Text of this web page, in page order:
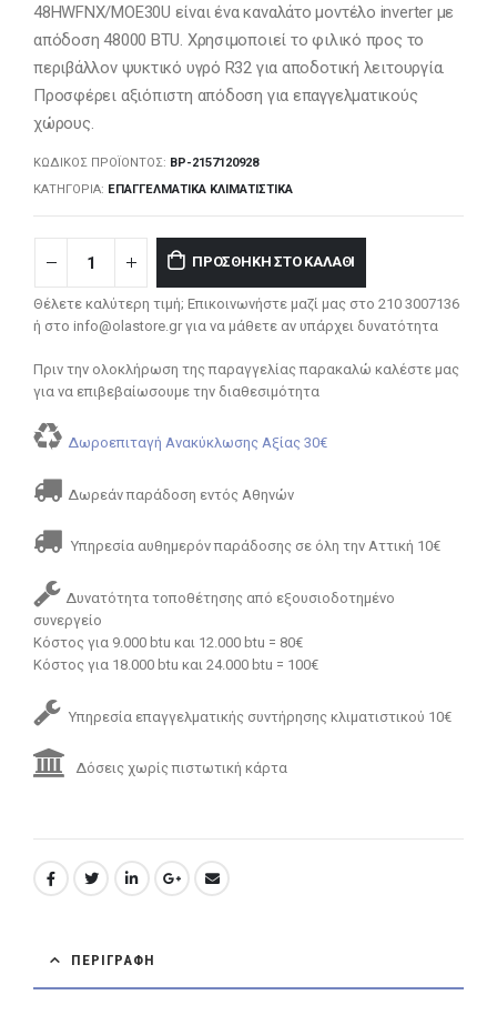
48HWFNX/MOE30U είναι ένα καναλάτο μοντέλο inverter με
απόδοση 48000 BTU. Χρησιμοποιεί το φιλικό προς το
περιβάλλον ψυκτικό υγρό R32 για αποδοτική λειτουργία.
Προσφέρει αξιόπιστη απόδοση για επαγγελματικούς
χώρους.
ΚΩΔΙΚΌΣ ΠΡΟΪΌΝΤΟΣ: BP-2157120928
ΚΑΤΗΓΟΡΊΑ: ΕΠΑΓΓΕΛΜΑΤΙΚΆ ΚΛΙΜΑΤΙΣΤΙΚΆ
ΠΡΟΣΘΉΚΗ ΣΤΟ ΚΑΛΆΘΙ
Θέλετε καλύτερη τιμή; Επικοινωνήστε μαζί μας στο 210 3007136
ή στο info@olastore.gr για να μάθετε αν υπάρχει δυνατότητα
Πριν την ολοκλήρωση της παραγγελίας παρακαλώ καλέστε μας
για να επιβεβαίωσουμε την διαθεσιμότητα
Δωροεπιταγή Ανακύκλωσης Αξίας 30€
Δωρεάν παράδοση εντός Αθηνών
Υπηρεσία αυθημερόν παράδοσης σε όλη την Αττική 10€
Δυνατότητα τοποθέτησης από εξουσιοδοτημένο
συνεργείο
Κόστος για 9.000 btu και 12.000 btu = 80€
Κόστος για 18.000 btu και 24.000 btu = 100€
Υπηρεσία επαγγελματικής συντήρησης κλιματιστικού 10€
Δόσεις χωρίς πιστωτική κάρτα
ΠΕΡΙΓΡΑΦΉ